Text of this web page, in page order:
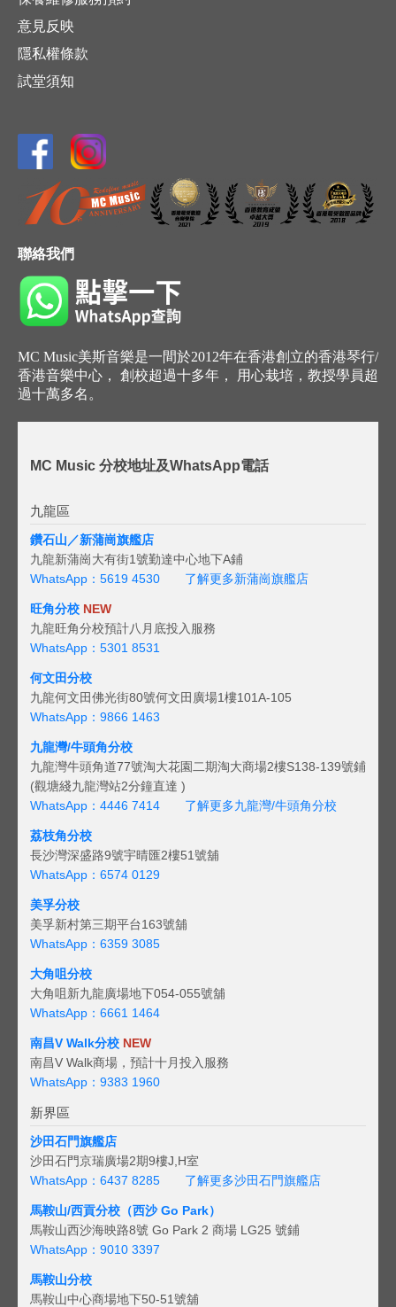
意見反映
隱私權條款
試堂須知
聯絡我們
MC Music美斯音樂是一間於2012年在香港創立的香港琴行/
香港音樂中心， 創校超過十多年， 用心栽培，教授學員超
過十萬多名。
MC Music 分校地址及WhatsApp電話
九龍區
鑽石山／新蒲崗旗艦店
九龍新蒲崗大有街1號勤達中心地下A鋪
WhatsApp：5619 4530
了解更多新蒲崗旗艦店
旺角分校 NEW
九龍旺角分校預計八月底投入服務
WhatsApp：5301 8531
何文田分校
九龍何文田佛光街80號何文田廣場1樓101A-105
WhatsApp：9866 1463
九龍灣/牛頭角分校
九龍灣牛頭角道77號淘大花園二期淘大商場2樓S138-139號鋪
(觀塘綫九龍灣站2分鐘直達 )
WhatsApp：4446 7414
了解更多九龍灣/牛頭角分校
荔枝角分校
長沙灣深盛路9號宇晴匯2樓51號舖
WhatsApp：6574 0129
美孚分校
美孚新村第三期平台163號舖
WhatsApp：6359 3085
大角咀分校
大角咀新九龍廣場地下054-055號舖
WhatsApp：6661 1464
南昌V Walk分校 NEW
南昌V Walk商場，預計十月投入服務
WhatsApp：9383 1960
新界區
沙田石門旗艦店
沙田石門京瑞廣場2期9樓J,H室
WhatsApp：6437 8285
了解更多沙田石門旗艦店
馬鞍山/西貢分校（西沙 Go Park）
馬鞍山西沙海映路8號 Go Park 2 商場 LG25 號鋪
WhatsApp：9010 3397
馬鞍山分校
馬鞍山中心商場地下50-51號舖